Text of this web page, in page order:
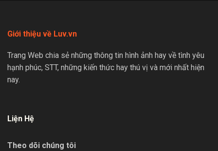
Giới thiệu về Luv.vn
Trang Web chia sẻ những thông tin hình ảnh hay về tình yêu
hạnh phúc, STT, những kiến thức hay thú vị và mới nhất hiện
nay.
Liện Hệ
Theo dõi chúng tôi